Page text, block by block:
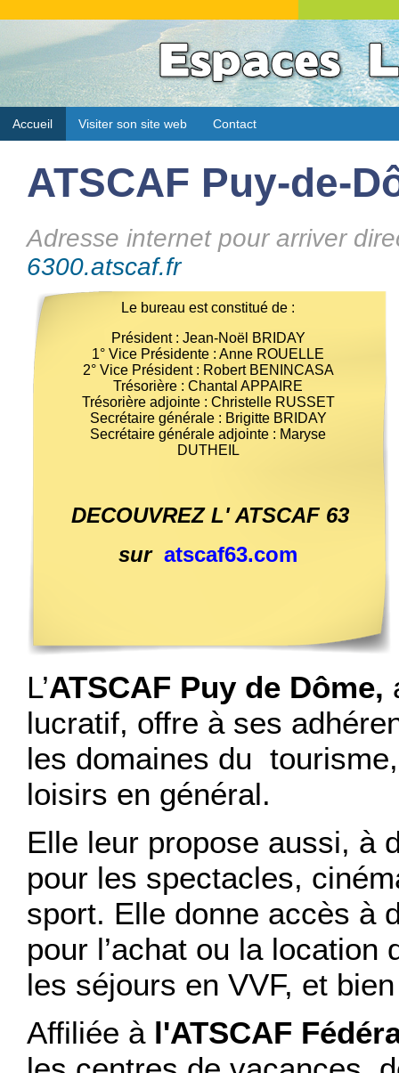
Accueil Visiter son site web Contact
ATSCAF Puy-de-
Adresse internet pour arriver
6300.atscaf.fr
Le bureau est constitué de :
Président : Jean-Noël BRIDAY
1° Vice Présidente : Anne ROUELLE
2° Vice Président : Robert BENINCASA
Trésorière : Chantal APPAIRE
Trésorière adjointe : Christelle RUSSET
Secrétaire générale : Brigitte BRIDAY
Secrétaire générale adjointe : Maryse
DUTHEIL
DECOUVREZ L' ATSCAF 63
sur atscaf63.com
L’ATSCAF Puy de Dôme,
lucratif, offre à ses
les domaines du
loisirs en général.
Elle leur propose aussi, à
pour les spectacles,
sport. Elle donne accès à
pour l’achat ou la
les séjours en VVF, et
Affiliée à l'ATSCAF